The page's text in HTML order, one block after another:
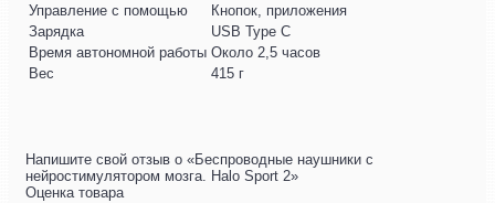
Управление с помощью
Кнопок, приложения
Зарядка
USB Type C
Время автономной работы Около 2,5 часов
Вес
415 г
Напишите свой отзыв о «Беспроводные наушники с
нейростимулятором мозга. Halo Sport 2»
Оценка товара